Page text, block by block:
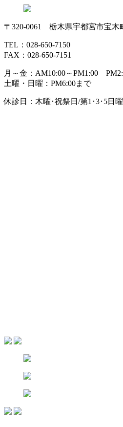
〒320-0061 栃木県宇都宮市宝木
TEL：028-650-7150
FAX：028-650-7151
月～金：AM10:00～PM1:00
土曜・日曜：PM6:00まで
休診日：木曜･祝祭日/第1･3･5日